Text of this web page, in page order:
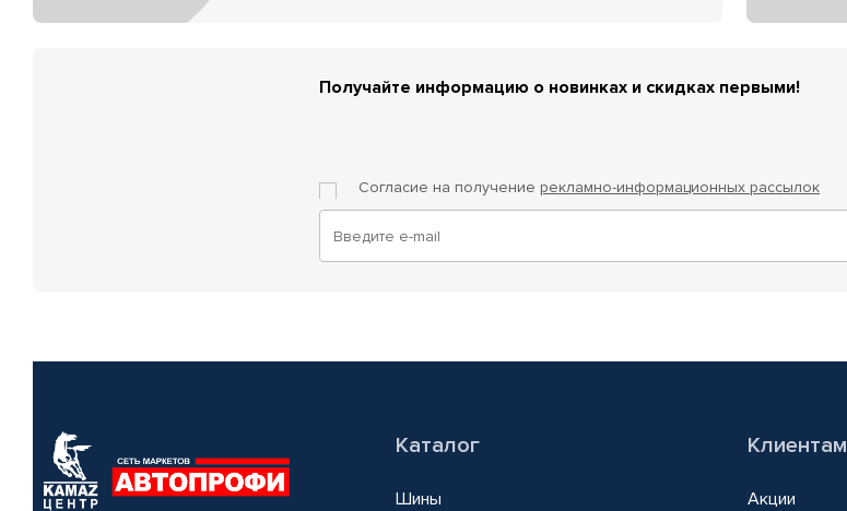
Получайте информацию о новинках и скидках первыми!
Согласие на получение рекламно-информационных рассылок
Каталог
Шины
Клиентам
Акции